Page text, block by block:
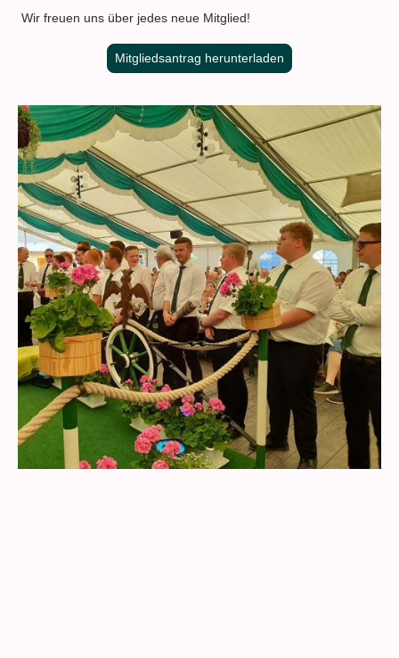
Wir freuen uns über jedes neue Mitglied!
Mitgliedsantrag herunterladen